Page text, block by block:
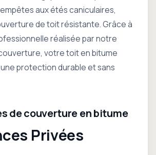
aux étés caniculaires,
de toit résistante. Grâce à
réalisée par notre
votre toit en bitume
protection durable et sans
de couverture en bitume
Privées